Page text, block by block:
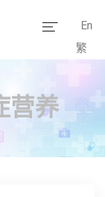
En
繁
营养